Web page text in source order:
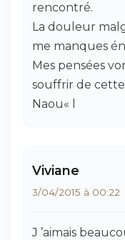
rencontré.
La douleur
me manques
Mes pensées
souffrir de cette
Naou« l
Viviane
3/04/2015 à 00:22
J ’aimais